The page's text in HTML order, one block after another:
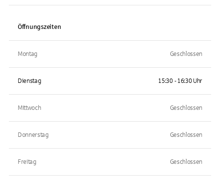
Öffnungszeiten
Montag Geschlossen
Dienstag 15:30 - 16:30 Uhr
Mittwoch Geschlossen
Donnerstag Geschlossen
Freitag Geschlossen